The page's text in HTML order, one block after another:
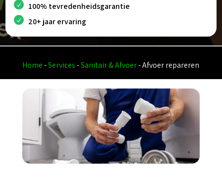
100% tevredenheidsgarantie
20+ jaar ervaring
Home-Services-Sanitair & Afvoer-Afvoer repareren